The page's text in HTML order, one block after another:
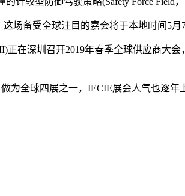
备受全球注目的嘉会将于本地时间5月
深圳召开2019年春季全球供应商大会
全球四展之一，IECIE展会人气也逐年